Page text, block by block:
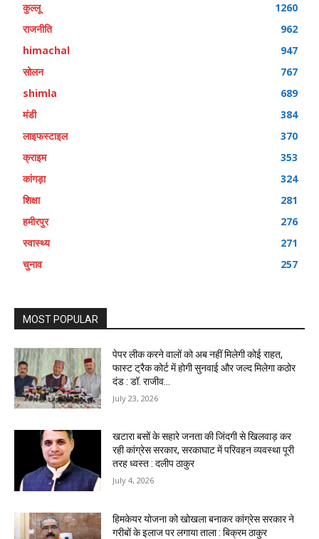
कुल्लू
1260
राजनीति
962
himachal
947
सोलन
767
shimla
689
मंडी
384
लाइफस्टाइल
370
क्राइम
353
कांगड़ा
324
शिक्षा
281
हमीरपुर
276
स्वास्थ्य
271
चुनाव
257
MOST POPULAR
पेपर लीक करने वालों को अब नहीं मिलेगी कोई राहत,
फास्ट ट्रैक कोर्ट में होगी सुनवाई और जल्द मिलेगा कठोर
दंड : डॉ. राजीव...
July 23, 2026
खटारा बसों के सहारे जनता की जिंदगी से खिलवाड़ कर
रही कांग्रेस सरकार, सरकाघाट में परिवहन व्यवस्था पूरी
तरह ध्वस्त : दलीप ठाकुर
July 4, 2026
हिमकेयर योजना को खोखला बनाकर कांग्रेस सरकार ने
गरीबों के इलाज पर लगाया ताला : बिक्रम ठाकुर